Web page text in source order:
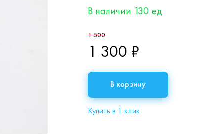
В наличии 130 ед
1 300 ₽
1 500
В корзину
Купить в 1 клик